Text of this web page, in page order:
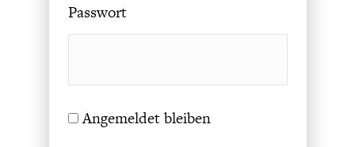
FACHKRÄFTEMANGEL
FINANZMÄRKTE
Passwort
Angemeldet bleiben